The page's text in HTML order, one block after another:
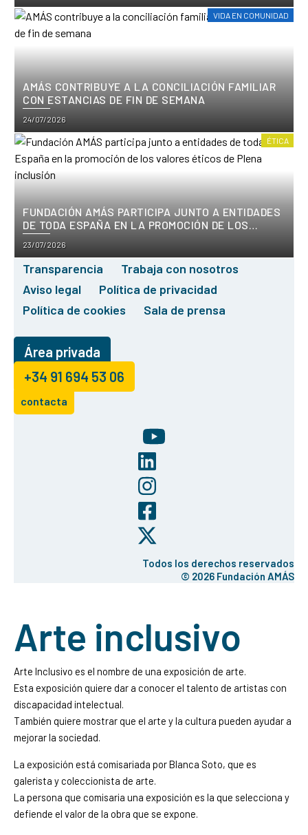
on
VIDA EN COMUNIDAD
AMÁS CONTRIBUYE A LA CONCILIACIÓN FAMILIAR
CON ESTANCIAS DE FIN DE SEMANA
Posted
on
24/07/2026
ÉTICA
FUNDACIÓN AMÁS PARTICIPA JUNTO A ENTIDADES
DE TODA ESPAÑA EN LA PROMOCIÓN DE LOS
VALORES ÉTICOS DE PLENA INCLUSIÓN
Posted
on
23/07/2026
Transparencia
Trabaja con nosotros
Aviso legal
Política de privacidad
Política de cookies
Sala de prensa
Área privada
+34 91 694 53 06
contacta
Todos los derechos reservados
© 2026 Fundación AMÁS
Arte inclusivo
Arte Inclusivo es el nombre de una exposición de arte.
Esta exposición quiere dar a conocer el talento de artistas con
discapacidad intelectual.
También quiere mostrar que el arte y la cultura pueden ayudar a
mejorar la sociedad.
La exposición está comisariada por Blanca Soto, que es
galerista y coleccionista de arte.
La persona que comisaria una exposición es la que selecciona y
defiende el valor de la obra que se expone.